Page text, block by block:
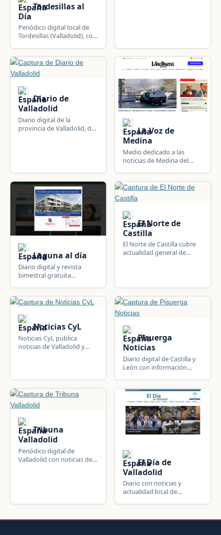
Tordesillas al
Día
Periódico digital local de
Tordesillas (Valladolid), con
cultura y deporte.
Diario de
Valladolid
Diario digital de la
provincia de Valladolid, del
La Voz de
Medina
Medio dedicado a las
noticias de Medina del
Laguna al día
Diario digital y revista
bimestral gratuita
Valladolid.
El Norte de
Castilla
El Norte de Castilla cubre
actualidad general de
Salamanca y Burgos.
Noticias CyL
Noticias CyL publica
noticias de Valladolid y
la comunidad.
Pisuerga
Noticias
Diario digital de Castilla y
León con información
Tribuna
Valladolid
Periódico digital de
Valladolid con noticias de
El Día de
Valladolid
Diario con noticias y
actualidad local de